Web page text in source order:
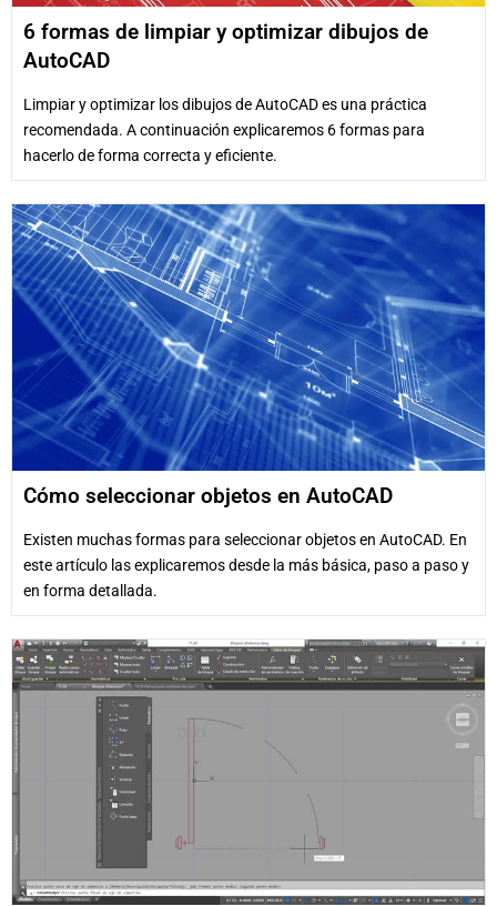
6 formas de limpiar y optimizar dibujos de
AutoCAD
Limpiar y optimizar los dibujos de AutoCAD es una práctica
recomendada. A continuación explicaremos 6 formas para
hacerlo de forma correcta y eficiente.
Cómo seleccionar objetos en AutoCAD
Existen muchas formas para seleccionar objetos en AutoCAD. En
este artículo las explicaremos desde la más básica, paso a paso y
en forma detallada.